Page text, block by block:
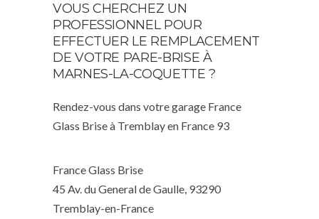
VOUS CHERCHEZ UN
PROFESSIONNEL POUR
EFFECTUER LE REMPLACEMENT
DE VOTRE PARE-BRISE À
MARNES-LA-COQUETTE ?
Rendez-vous dans votre garage France
Glass Brise à Tremblay en France 93
France Glass Brise
45 Av. du General de Gaulle, 93290
Tremblay-en-France